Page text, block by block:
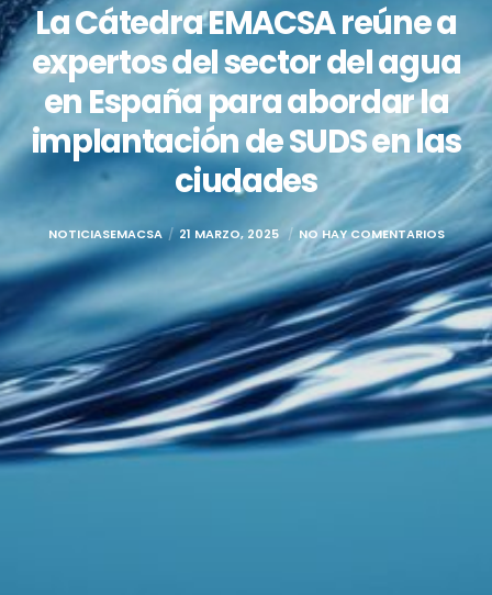
La Cátedra EMACSA reúne a
expertos del sector del agua
en España para abordar la
implantación de SUDS en las
ciudades
NOTICIASEMACSA 21 MARZO, 2025 NO HAY COMENTARIOS